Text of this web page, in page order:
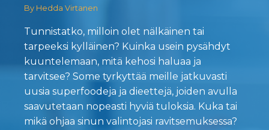
By Hedda Virtanen
Tunnistatko, milloin olet nälkäinen tai
tarpeeksi kylläinen? Kuinka usein pysähdyt
kuuntelemaan, mitä kehosi haluaa ja
tarvitsee? Some tyrkyttää meille jatkuvasti
uusia superfoodeja ja dieettejä, joiden avulla
saavutetaan nopeasti hyviä tuloksia. Kuka tai
mikä ohjaa sinun valintojasi ravitsemuksessa?